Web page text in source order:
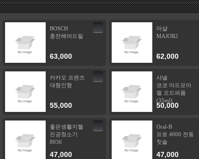
BOSCH
충전해머드릴
63,000
마샬
MAJOR2
62,000
카카오 프렌즈
대형인형
55,000
샤넬
코코 마드모아
젤 오드퍼퓸
(35ml)
50,000
좋은생활지웰
진공청소기
8036
47,000
Oral-B
프로 4000 전동
칫솔
47,000